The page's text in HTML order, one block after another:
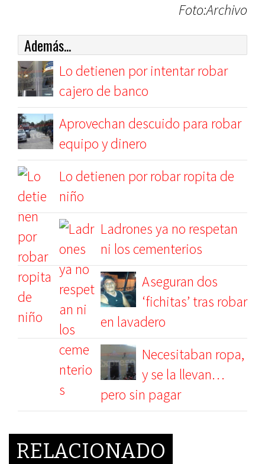
Foto:Archivo
Además...
Lo detienen por intentar robar
cajero de banco
Aprovechan descuido para robar
equipo y dinero
Lo detienen por robar ropita de
niño
Ladrones ya no respetan
ni los cementerios
Aseguran dos
‘fichitas’ tras robar
en lavadero
Necesitaban ropa,
y se la llevan…
pero sin pagar
RELACIONADO